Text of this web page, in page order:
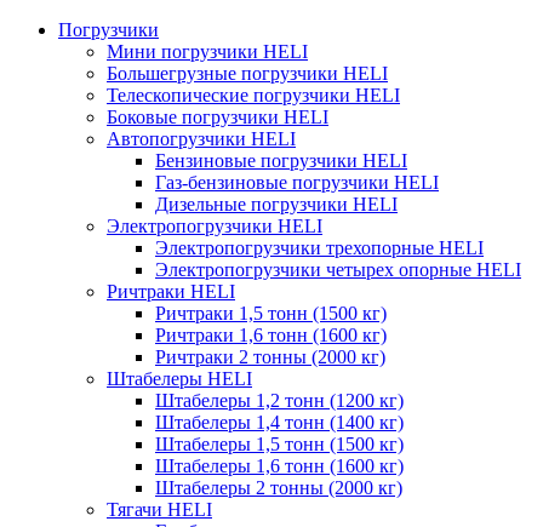
Погрузчики
Мини погрузчики HELI
Большегрузные погрузчики HELI
Телескопические погрузчики HELI
Боковые погрузчики HELI
Автопогрузчики HELI
Бензиновые погрузчики HELI
Газ-бензиновые погрузчики HELI
Дизельные погрузчики HELI
Электропогрузчики HELI
Электропогрузчики трехопорные HELI
Электропогрузчики четырех опорные HELI
Ричтраки HELI
Ричтраки 1,5 тонн (1500 кг)
Ричтраки 1,6 тонн (1600 кг)
Ричтраки 2 тонны (2000 кг)
Штабелеры HELI
Штабелеры 1,2 тонн (1200 кг)
Штабелеры 1,4 тонн (1400 кг)
Штабелеры 1,5 тонн (1500 кг)
Штабелеры 1,6 тонн (1600 кг)
Штабелеры 2 тонны (2000 кг)
Тягачи HELI